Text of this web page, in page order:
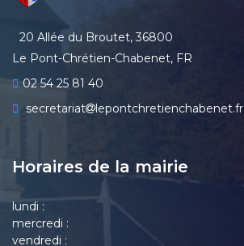
20 Allée du Broutet, 36800
Le Pont-Chrétien-Chabenet, FR
02 54 25 81 40
secretariat
lepontchretienchabenet.fr
Horaires de la mairie
lundi :
mercredi :
vendredi :